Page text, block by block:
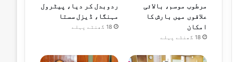
مرطوب موسم، بالائی
علاقوں میں بارش کا
امکان
18 گھنٹے پہلے
ردوبدل کر دیا، پیٹرول
مہنگا، ڈیزل سستا
18 گھنٹے پہلے